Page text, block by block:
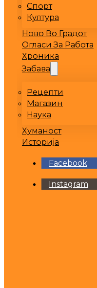
Спорт
Култура
Ново Во Градот
Огласи За Работа
Хроника
Забава
Рецепти
Магазин
Наука
Хуманост
Историја
Facebook
Instagram